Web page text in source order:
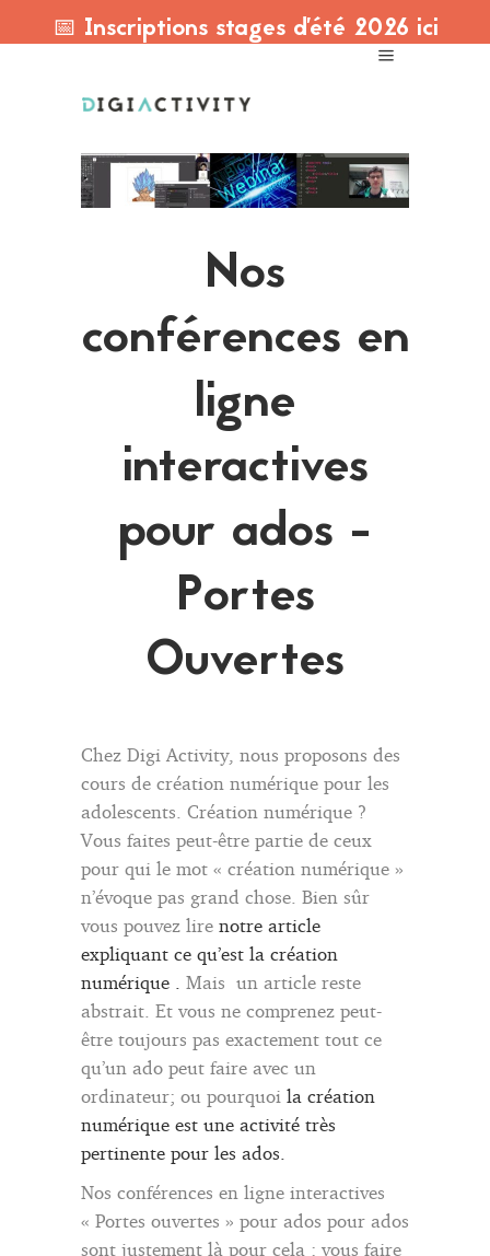
📅 Inscriptions stages d'été 2026 ici
Nos
conférences en
ligne
interactives
pour ados -
Portes
Ouvertes
Chez Digi Activity, nous proposons des
cours de création numérique pour les
adolescents. Création numérique ?
Vous faites peut-être partie de ceux
pour qui le mot « création numérique »
n’évoque pas grand chose. Bien sûr
vous pouvez lire notre article
expliquant ce qu’est la création
numérique .
Mais un article reste
abstrait. Et vous ne comprenez peut-
être toujours pas exactement tout ce
qu’un ado peut faire avec un
ordinateur; ou pourquoi la création
numérique est une activité très
pertinente pour les ados.
Nos conférences en ligne interactives
« Portes ouvertes » pour ados pour ados
sont justement là pour cela : vous faire